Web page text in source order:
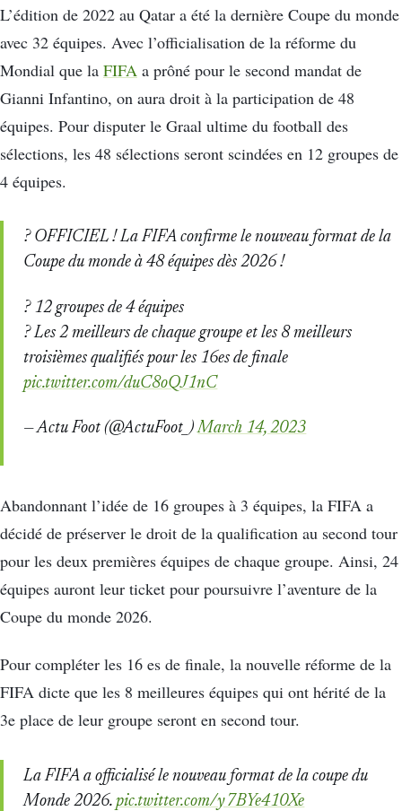
L’édition de 2022 au Qatar a été la dernière Coupe du monde
avec 32 équipes. Avec l’officialisation de la réforme du
Mondial que la FIFA a prôné pour le second mandat de
Gianni Infantino, on aura droit à la participation de 48
équipes. Pour disputer le Graal ultime du football des
sélections, les 48 sélections seront scindées en 12 groupes de
4 équipes.
? OFFICIEL ! La FIFA confirme le nouveau format de la
Coupe du monde à 48 équipes dès 2026 !
? 12 groupes de 4 équipes
? Les 2 meilleurs de chaque groupe et les 8 meilleurs
troisièmes qualifiés pour les 16es de finale
pic.twitter.com/duC8oQJ1nC
— Actu Foot (@ActuFoot_)March 14, 2023
Abandonnant l’idée de 16 groupes à 3 équipes, la FIFA a
décidé de préserver le droit de la qualification au second tour
pour les deux premières équipes de chaque groupe. Ainsi, 24
équipes auront leur ticket pour poursuivre l’aventure de la
Coupe du monde 2026.
Pour compléter les 16 es de finale, la nouvelle réforme de la
FIFA dicte que les 8 meilleures équipes qui ont hérité de la
3e place de leur groupe seront en second tour.
La FIFA a officialisé le nouveau format de la coupe du
Monde 2026.pic.twitter.com/y7BYe410Xe